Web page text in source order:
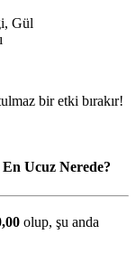
Gül
bir etki bırakır!
Ucuz Nerede?
olup, şu anda